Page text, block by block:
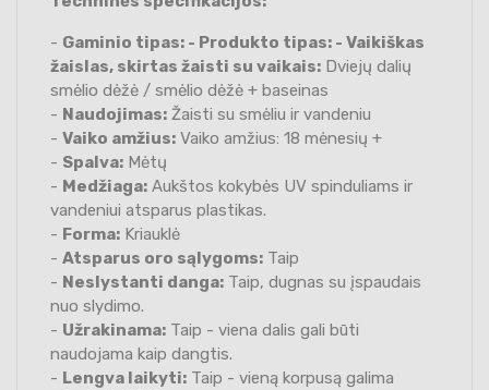
- Gaminio tipas: - Produkto tipas: - Vaikiškas
žaislas, skirtas žaisti su vaikais: Dviejų dalių
smėlio dėžė / smėlio dėžė + baseinas
- Naudojimas: Žaisti su smėliu ir vandeniu
- Vaiko amžius: Vaiko amžius: 18 mėnesių +
- Spalva: Mėtų
- Medžiaga: Aukštos kokybės UV spinduliams ir
vandeniui atsparus plastikas.
- Forma: Kriauklė
- Atsparus oro sąlygoms: Taip
- Neslystanti danga: Taip, dugnas su įspaudais
nuo slydimo.
- Užrakinama: Taip - viena dalis gali būti
naudojama kaip dangtis.
- Lengva laikyti: Taip - vieną korpusą galima